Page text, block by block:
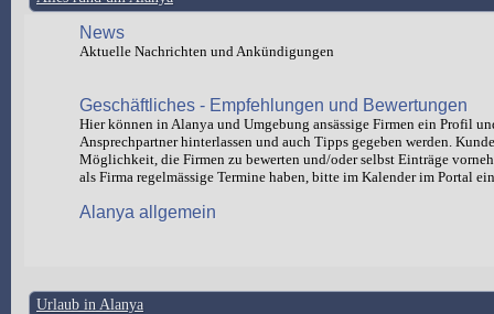
News
Aktuelle Nachrichten und Ankündigungen
Geschäftliches - Empfehlungen und Bewertungen
Hier können in Alanya und Umgebung ansässige Firmen ein Profil
Ansprechpartner hinterlassen und auch Tipps gegeben werden.
Möglichkeit, die Firmen zu bewerten und/oder selbst Einträge
als Firma regelmässige Termine haben, bitte im Kalender im Portal
Alanya allgemein
Urlaub in Alanya